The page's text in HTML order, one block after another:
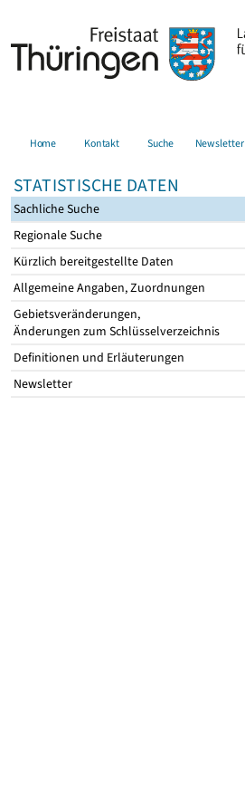
Home Kontakt Suche Newsletter
STATISTISCHE DATEN
Sachliche Suche
Regionale Suche
Kürzlich bereitgestellte Daten
Allgemeine Angaben, Zuordnungen
Gebietsveränderungen,
Änderungen zum Schlüsselverzeichnis
Definitionen und Erläuterungen
Newsletter